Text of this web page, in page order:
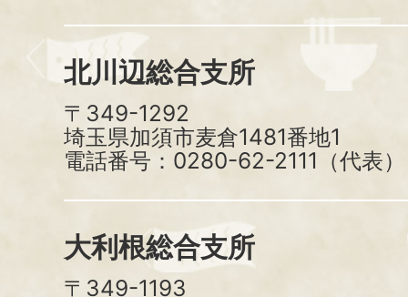
北川辺総合支所
〒349-1292
埼玉県加須市麦倉1481番地1
電話番号：0280-62-2111（代表）
大利根総合支所
〒349-1193